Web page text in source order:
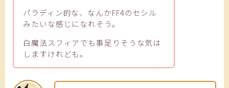
パラディン的な、なんかFF4のセシル
みたいな感じになれそう。
白魔法スフィアでも事足りそうな気は
しますけれども。